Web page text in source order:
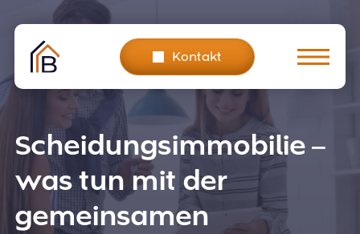
content
Kontakt
Scheidungsimmobilie –
was tun mit der
gemeinsamen